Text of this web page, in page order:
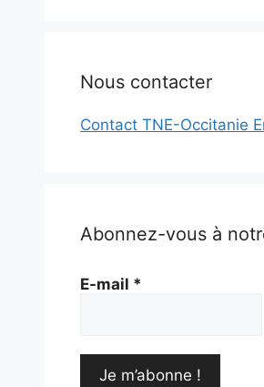
Nous contacter
Contact TNE-Occitanie
Abonnez-vous à
E-mail *